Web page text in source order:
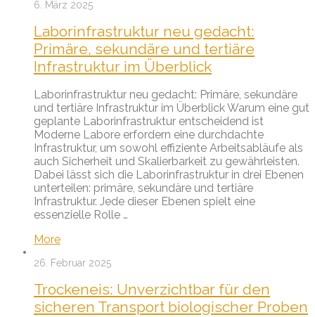
6. März 2025
Laborinfrastruktur neu gedacht:
Primäre, sekundäre und tertiäre
Infrastruktur im Überblick
Laborinfrastruktur neu gedacht: Primäre, sekundäre
und tertiäre Infrastruktur im Überblick Warum eine gut
geplante Laborinfrastruktur entscheidend ist
Moderne Labore erfordern eine durchdachte
Infrastruktur, um sowohl effiziente Arbeitsabläufe als
auch Sicherheit und Skalierbarkeit zu gewährleisten.
Dabei lässt sich die Laborinfrastruktur in drei Ebenen
unterteilen: primäre, sekundäre und tertiäre
Infrastruktur. Jede dieser Ebenen spielt eine
essenzielle Rolle …
More
26. Februar 2025
Trockeneis: Unverzichtbar für den
sicheren Transport biologischer Proben